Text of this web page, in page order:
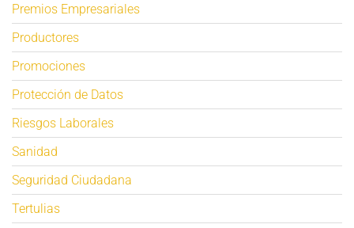
Premios Empresariales
Productores
Promociones
Protección de Datos
Riesgos Laborales
Sanidad
Seguridad Ciudadana
Tertulias